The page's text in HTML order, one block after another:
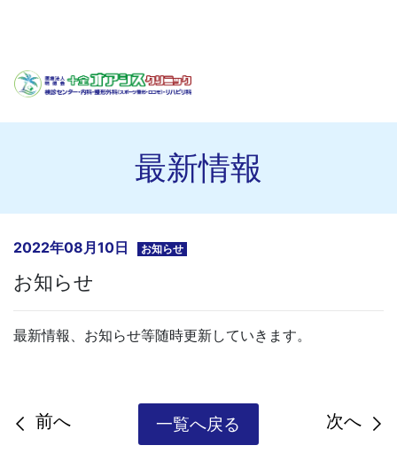
最新情報
2022年08月10日 お知らせ
お知らせ
最新情報、お知らせ等随時更新していきます。
前へ 一覧へ戻る 次へ